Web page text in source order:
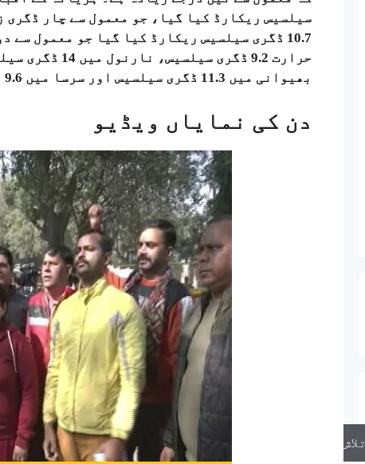
سیلسیس ریکارڈ کیا گیا، جو معمول سے چار
10.7 ڈگری سیلسیس ریکارڈ کیا گیا جو معمول
بھیوانی میں 11.3 ڈگری سیلسیس اور سرسا میں 9.6 ڈگری سیلسیس ریکارڈ کیا گیا۔
دن کی نمایاں ویڈیو
تلاش